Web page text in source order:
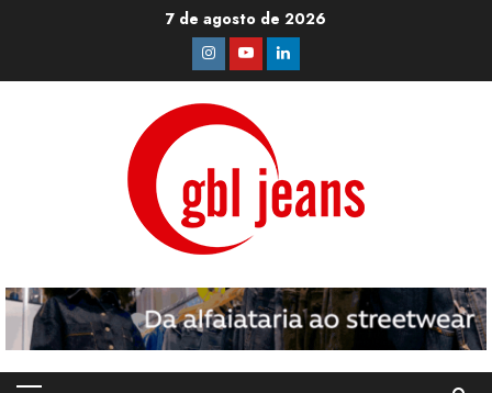
7 de agosto de 2026
Instagram
YoutubeLinkedin